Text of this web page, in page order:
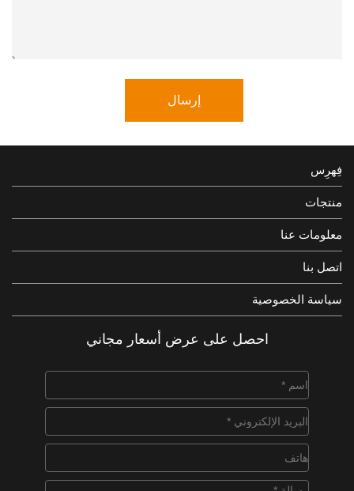
فِهرِس
منتجات
معلومات عنا
اتصل بنا
سياسة الخصوصية
احصل على عرض أسعار مجاني